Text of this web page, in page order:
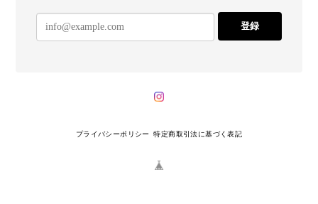
登録
プライバシーポリシー 特定商取引法に基づく表記